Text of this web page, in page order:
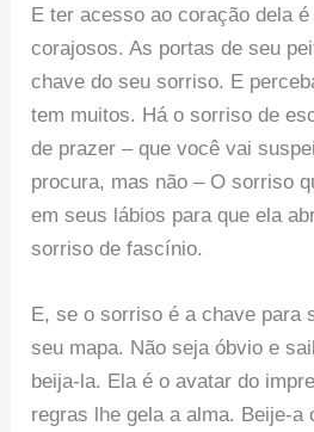
E ter acesso ao coração dela
corajosos. As portas de seu
chave do seu sorriso. E
tem muitos. Há o sorriso de
de prazer – que você vai
procura, mas não – O sorriso
em seus lábios para que ela
sorriso de fascínio.
E, se o sorriso é a chave para
seu mapa. Não seja óbvio e
beija-la. Ela é o avatar do
regras lhe gela a alma. Beije-a